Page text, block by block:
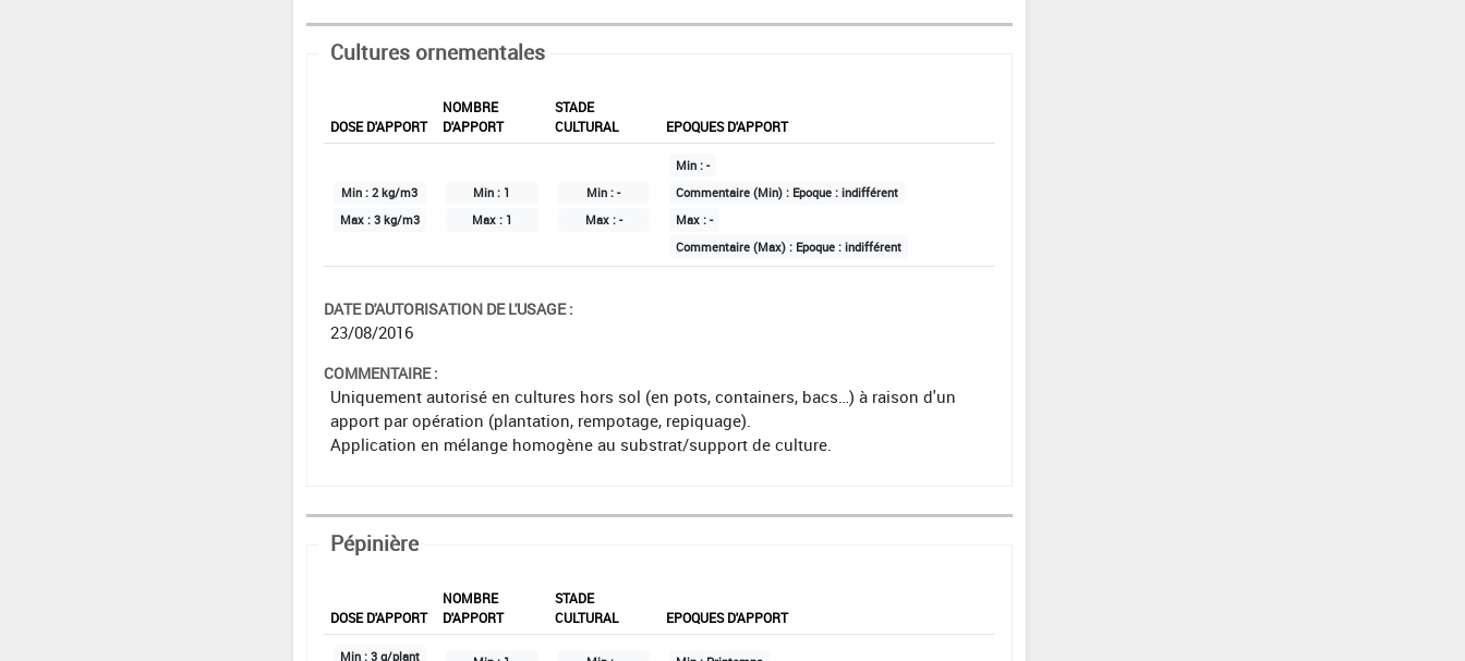
Cultures ornementales
DOSE D'APPORT
NOMBRE
D'APPORT
STADE
CULTURAL
EPOQUES D'APPORT
Min :2 kg/m3
Max : 3 kg/m3
Min : 1
Max : 1
Min :-
Max : -
Min : -
Commentaire (Min) : Epoque : indifférent
Max : -
Commentaire (Max) : Epoque : indifférent
DATE D'AUTORISATION DE L'USAGE :
23/08/2016
COMMENTAIRE :
Uniquement autorisé en cultures hors sol (en pots, containers, bacs…) à raison d'un
apport par opération (plantation, rempotage, repiquage).
Application en mélange homogène au substrat/support de culture.
Pépinière
DOSE D'APPORT
NOMBRE
D'APPORT
STADE
CULTURAL
EPOQUES D'APPORT
Min : 3 g/plant